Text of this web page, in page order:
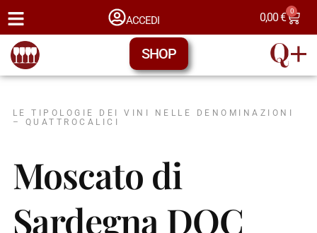
ACCEDI 0,00€ 0
SHOP
LE TIPOLOGIE DEI VINI NELLE DENOMINAZIONI
– QUATTROCALICI
Moscato di
Sardegna DOC